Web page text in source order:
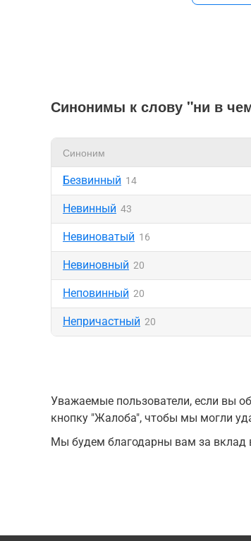
Синонимы к слову "ни в
Синоним
Безвинный 14
Невинный 43
Невиноватый 16
Невиновный 20
Неповинный 20
Непричастный 20
Уважаемые пользователи, если вы
кнопку "Жалоба", чтобы мы могли
Мы будем благодарны вам за вклад